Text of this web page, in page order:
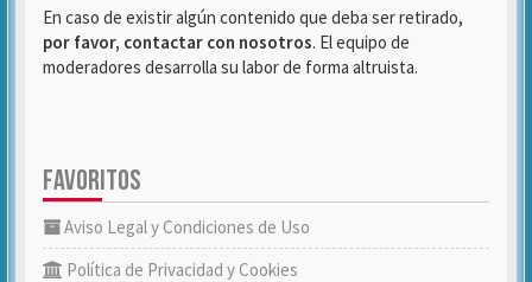
En caso de existir algún contenido que deba ser retirado,
por favor, contactar con nosotros. El equipo de
moderadores desarrolla su labor de forma altruista.
FAVORITOS
Aviso Legal y Condiciones de Uso
Política de Privacidad y Cookies